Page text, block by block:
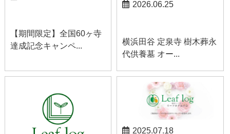
【期間限定】全国60ヶ寺
達成記念キャンペ...
2026.06.25
横浜田谷 定泉寺 樹木葬永
代供養墓 オー...
2025.07.18